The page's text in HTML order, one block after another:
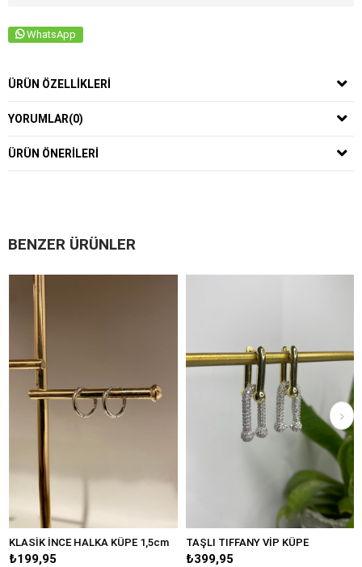
WhatsApp
ÜRÜN ÖZELLIKLERI
YORUMLAR(0)
ÜRÜN ÖNERILERI
BENZER ÜRÜNLER
İNCE HALKA KÜPE 1,5cm TAŞLI TIFFANY VİP KÜPE
₺399,95